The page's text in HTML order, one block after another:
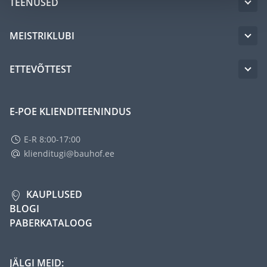
MEISTRIKLUBI
ETTEVÕTTEST
E-POE KLIENDITEENINDUS
E-R 8:00-17:00
klienditugi@bauhof.ee
KAUPLUSED
BLOGI
PABERKATALOOG
JÄLGI MEID: